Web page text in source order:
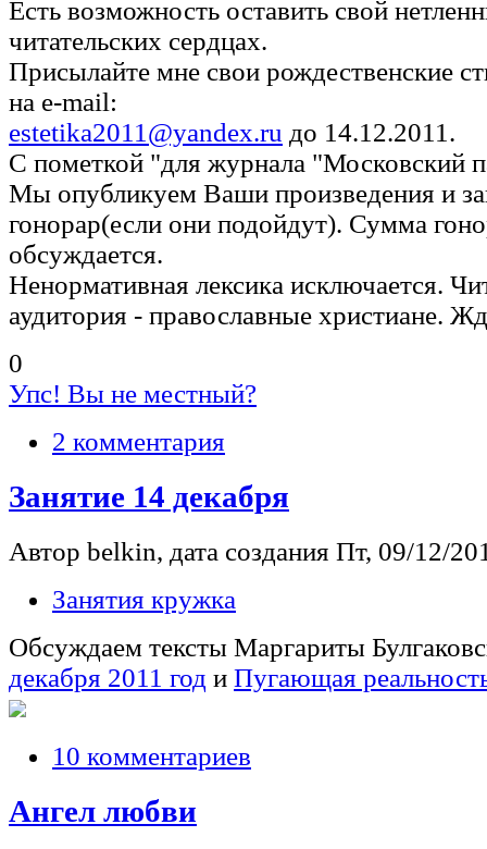
Есть возможность оставить свой
читательских сердцах.
Присылайте мне свои рождественские
на e-mail:
estetika2011@yandex.ru до 14.12.2011.
C пометкой "для журнала "Московский
Мы опубликуем Ваши произведения и
гонорар(если они подойдут). Сумма
обсуждается.
Ненормативная лексика исключается.
аудитория - православные христиане.
0
Упс! Вы не местный?
2 комментария
Занятие 14 декабря
Автор belkin, дата создания Пт, 09/12/
Занятия кружка
Обсуждаем тексты Маргариты
декабря 2011 год и Пугающая
10 комментариев
Ангел любви